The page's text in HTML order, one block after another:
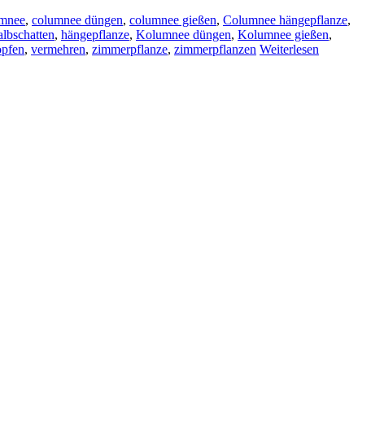
, columnee düngen, columnee gießen, Columnee hängepflanze,
, hängepflanze, Kolumnee düngen, Kolumnee gießen,
, vermehren, zimmerpflanze, zimmerpflanzen Weiterlesen